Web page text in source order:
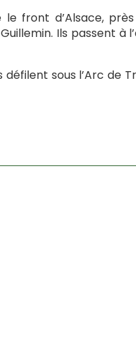
front d’Alsace, près
Ils passent à
sous l’Arc de